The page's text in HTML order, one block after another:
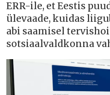
ERR-ile, et Eestis
ülevaade, kuidas
abi saamisel
sotsiaalvaldkonna